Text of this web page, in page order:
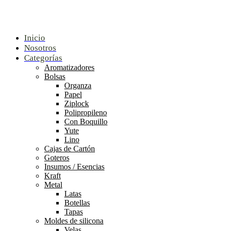
Inicio
Nosotros
Categorías
Aromatizadores
Bolsas
Organza
Papel
Ziplock
Polipropileno
Con Boquillo
Yute
Lino
Cajas de Cartón
Goteros
Insumos / Esencias
Kraft
Metal
Latas
Botellas
Tapas
Moldes de silicona